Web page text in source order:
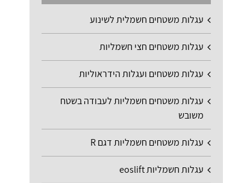
עגלות משטחים חשמלית לשינוע
עגלות משטחים חצי חשמליות
עגלות משטחים ועגלות הידראוליות
עגלות משטחים חשמליות לעבודה בשטח
משובש
עגלות משטחים חשמליות דגם R
עגלות חשמליות eoslift